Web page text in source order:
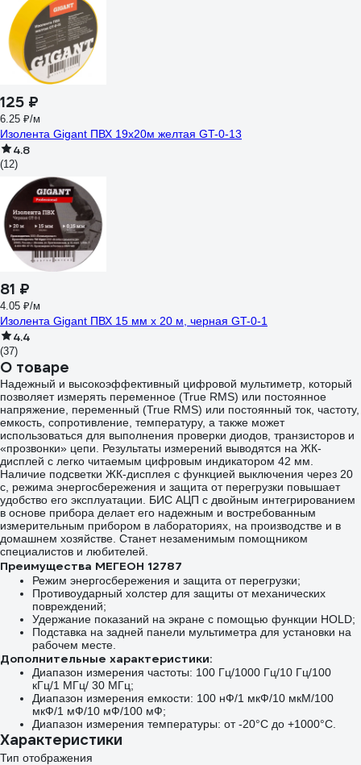
125 ₽
6.25 ₽/м
Изолента Gigant ПВХ 19x20м желтая GT-0-13
4.8
(12)
81 ₽
4.05 ₽/м
Изолента Gigant ПВХ 15 мм х 20 м, черная GT-0-1
4.4
(37)
О товаре
Надежный и высокоэффективный цифровой мультиметр, который
позволяет измерять переменное (True RMS) или постоянное
напряжение, переменный (True RMS) или постоянный ток, частоту,
емкость, сопротивление, температуру, а также может
использоваться для выполнения проверки диодов, транзисторов и
«прозвонки» цепи. Результаты измерений выводятся на ЖК-
дисплей с легко читаемым цифровым индикатором 42 мм.
Наличие подсветки ЖК-дисплея с функцией выключения через 20
с, режима энергосбережения и защита от перегрузки повышает
удобство его эксплуатации. БИС АЦП с двойным интегрированием
в основе прибора делает его надежным и востребованным
измерительным прибором в лабораториях, на производстве и в
домашнем хозяйстве. Станет незаменимым помощником
специалистов и любителей.
Преимущества МЕГЕОН 12787
Режим энергосбережения и защита от перегрузки;
Противоударный холстер для защиты от механических
повреждений;
Удержание показаний на экране с помощью функции HOLD;
Подставка на задней панели мультиметра для установки на
рабочем месте.
Дополнительные характеристики:
Диапазон измерения частоты: 100 Гц/1000 Гц/10 Гц/100
кГц/1 МГц/ 30 МГц;
Диапазон измерения емкости: 100 нФ/1 мкФ/10 мкМ/100
мкФ/1 мФ/10 мФ/100 мФ;
Диапазон измерения температуры: от -20°С до +1000°С.
Характеристики
Тип отображения